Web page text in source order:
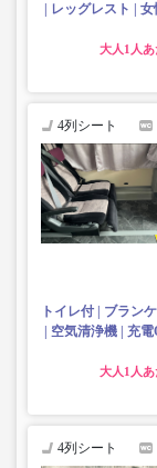
レッグレスト
女
大人
4列シート
トイレ付 ブラン
空気清浄機
充電
大人
4列シート